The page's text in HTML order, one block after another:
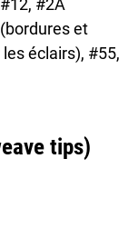
#2A
et
éclairs), #55,
tips)